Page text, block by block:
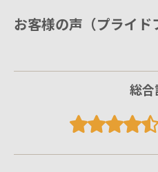
お客様の声（プライド
総合